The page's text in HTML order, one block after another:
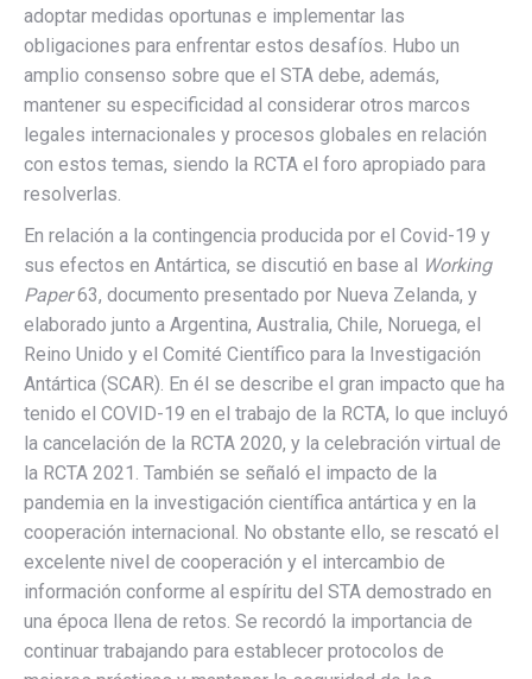
adoptar medidas oportunas e implementar las
obligaciones para enfrentar estos desafíos. Hubo un
amplio consenso sobre que el STA debe, además,
mantener su especificidad al considerar otros marcos
legales internacionales y procesos globales en relación
con estos temas, siendo la RCTA el foro apropiado para
resolverlas.
En relación a la contingencia producida por el Covid-19 y
sus efectos en Antártica, se discutió en base al Working
Paper63, documento presentado por Nueva Zelanda, y
elaborado junto a Argentina, Australia, Chile, Noruega, el
Reino Unido y el Comité Científico para la Investigación
Antártica (SCAR). En él se describe el gran impacto que ha
tenido el COVID-19 en el trabajo de la RCTA, lo que incluyó
la cancelación de la RCTA 2020, y la celebración virtual de
la RCTA 2021. También se señaló el impacto de la
pandemia en la investigación científica antártica y en la
cooperación internacional. No obstante ello, se rescató el
excelente nivel de cooperación y el intercambio de
información conforme al espíritu del STA demostrado en
una época llena de retos. Se recordó la importancia de
continuar trabajando para establecer protocolos de